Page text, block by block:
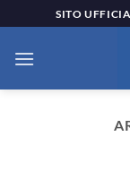
ai
contenuti
SITO